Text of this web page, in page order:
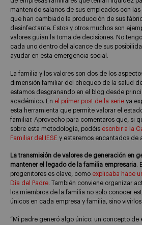
mantenido salarios de sus empleados con
que han cambiado la producción de sus
desinfectante. Estos y otros muchos son
valores guían la toma de decisiones. No
cada uno dentro del alcance de sus
ayudar en esta emergencia social.
La familia y los valores son dos de los
dimensión familiar del chequeo de la salud
estamos desgranando en el blog desde
académico. En el primer post de la serie ya
esta herramienta que permite valorar el
familiar. Aprovecho para comentaros que, si
sobre esta metodología, podéis escribir a la
Familiar del IESE y estaremos encantados de
La transmisión de valores de generación en
mantener el legado de la familia empresaria.
progenitores es clave, como explicaba hace
Día del Padre. También conviene organizar
los miembros de la familia no solo conocer
únicos en cada empresa y familia, sino
“Mi padre generó algo único: un concepto de